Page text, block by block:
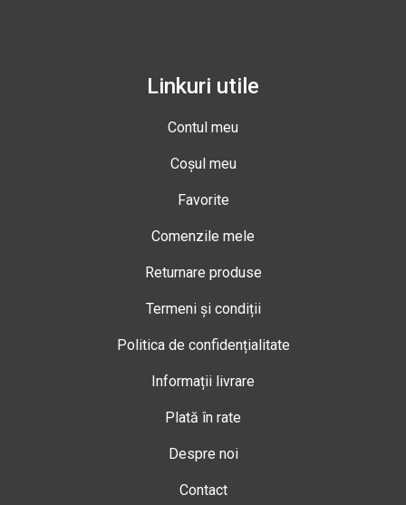
Linkuri utile
Contul meu
Coșul meu
Favorite
Comenzile mele
Returnare produse
Termeni și condiții
Politica de confidențialitate
Informații livrare
Plată în rate
Despre noi
Contact